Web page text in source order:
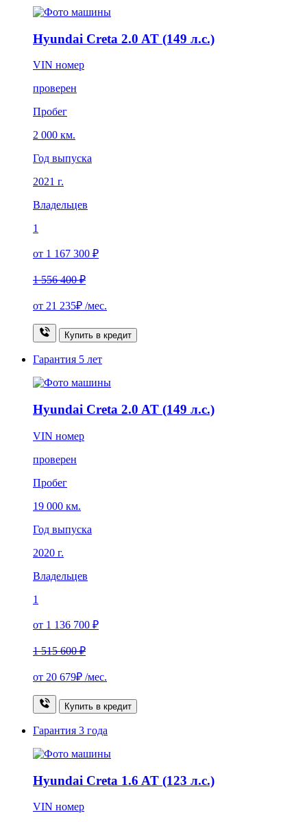
Hyundai Creta 2.0 AT (149 л.с.)
VIN номер
проверен
Пробег
2 000 км.
Год выпуска
2021 г.
Владельцев
1
от 1 167 300 ₽
1 556 400 ₽
от 21 235₽ /мес.
Купить в кредит
Гарантия 5 лет
Hyundai Creta 2.0 AT (149 л.с.)
VIN номер
проверен
Пробег
19 000 км.
Год выпуска
2020 г.
Владельцев
1
от 1 136 700 ₽
1 515 600 ₽
от 20 679₽ /мес.
Купить в кредит
Гарантия 3 года
Hyundai Creta 1.6 AT (123 л.с.)
VIN номер